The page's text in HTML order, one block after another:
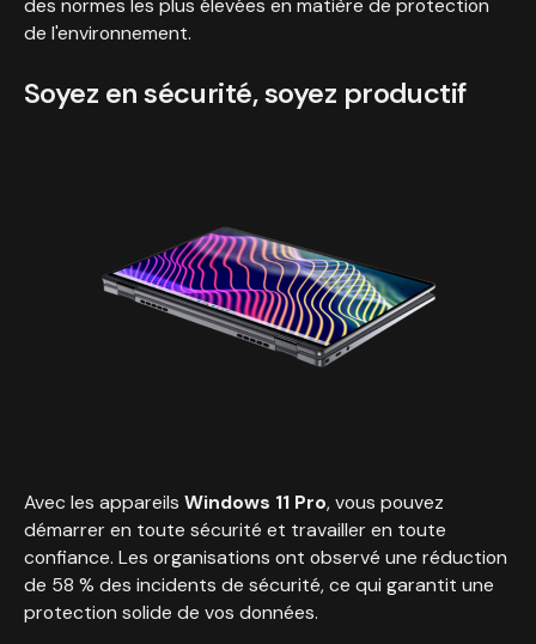
de l'environnement.
Soyez en sécurité, soyez productif
Avec les appareils Windows 11 Pro, vous pouvez
démarrer en toute sécurité et travailler en toute
confiance. Les organisations ont observé une réduction
de 58 % des incidents de sécurité, ce qui garantit une
protection solide de vos données.